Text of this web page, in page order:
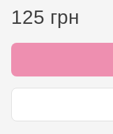
125 грн